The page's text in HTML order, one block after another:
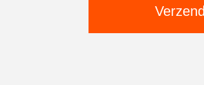
Verzend